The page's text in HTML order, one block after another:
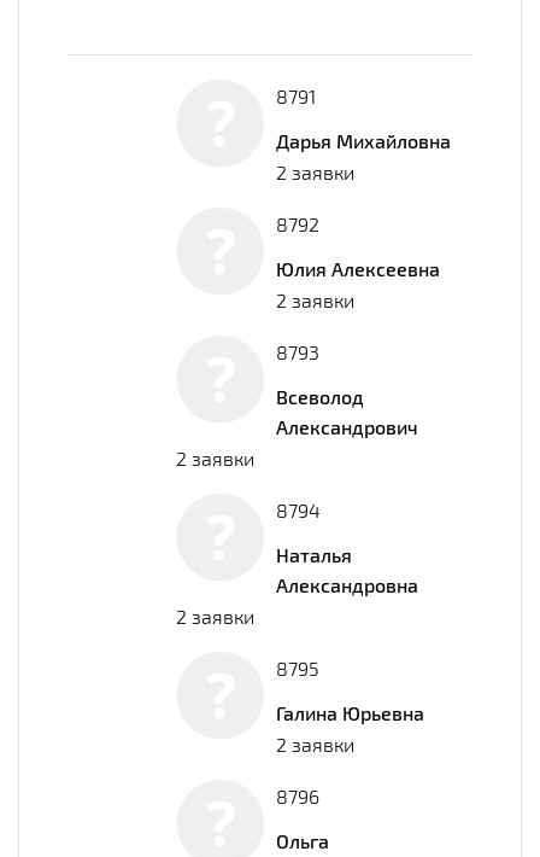
8791
Дарья Михайловна
2 заявки
8792
Юлия Алексеевна
2 заявки
8793
Всеволод
Александрович
2 заявки
8794
Наталья
Александровна
2 заявки
8795
Галина Юрьевна
2 заявки
8796
Ольга